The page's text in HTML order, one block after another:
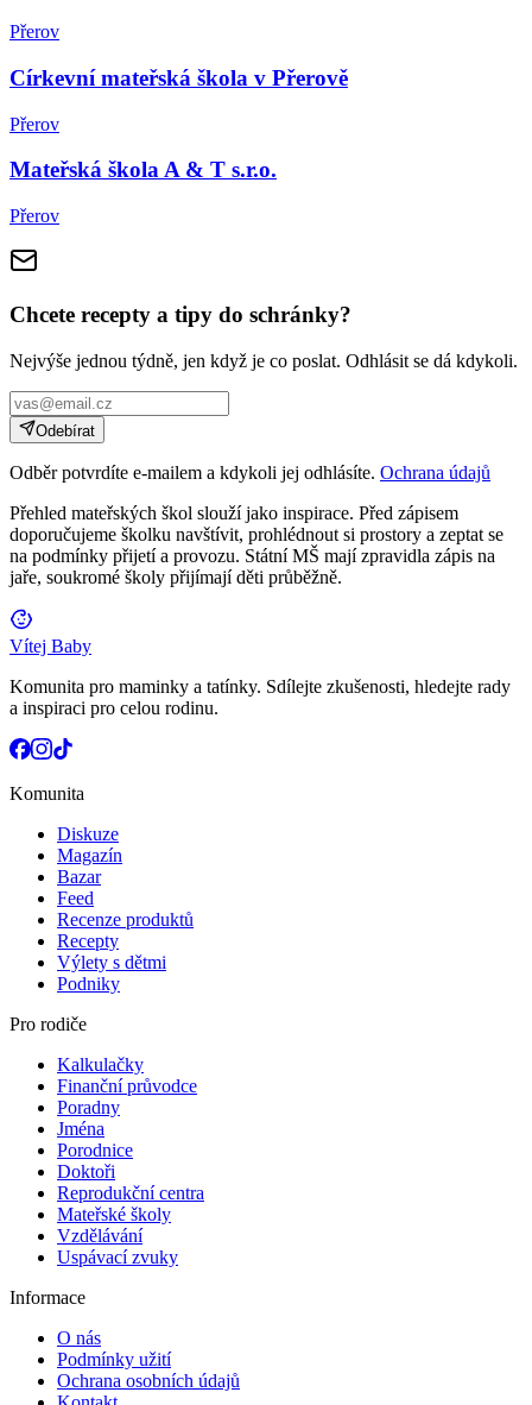
Přerov
Církevní mateřská škola v Přerově
Přerov
Mateřská škola A & T s.r.o.
Přerov
Chcete recepty a tipy do schránky?
Nejvýše jednou týdně, jen když je co poslat. Odhlásit se dá kdykoli.
Odebírat
Odběr potvrdíte e-mailem a kdykoli jej odhlásíte. Ochrana údajů
Přehled mateřských škol slouží jako inspirace. Před zápisem
doporučujeme školku navštívit, prohlédnout si prostory a zeptat se
na podmínky přijetí a provozu. Státní MŠ mají zpravidla zápis na
jaře, soukromé školy přijímají děti průběžně.
Vítej Baby
Komunita pro maminky a tatínky. Sdílejte zkušenosti, hledejte rady
a inspiraci pro celou rodinu.
Komunita
Diskuze
Magazín
Bazar
Feed
Recenze produktů
Recepty
Výlety s dětmi
Podniky
Pro rodiče
Kalkulačky
Finanční průvodce
Poradny
Jména
Porodnice
Doktoři
Reprodukční centra
Mateřské školy
Vzdělávání
Uspávací zvuky
Informace
O nás
Podmínky užití
Ochrana osobních údajů